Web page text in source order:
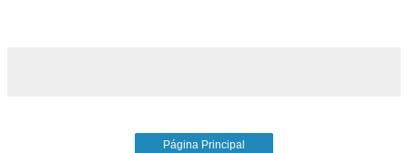
Página Principal